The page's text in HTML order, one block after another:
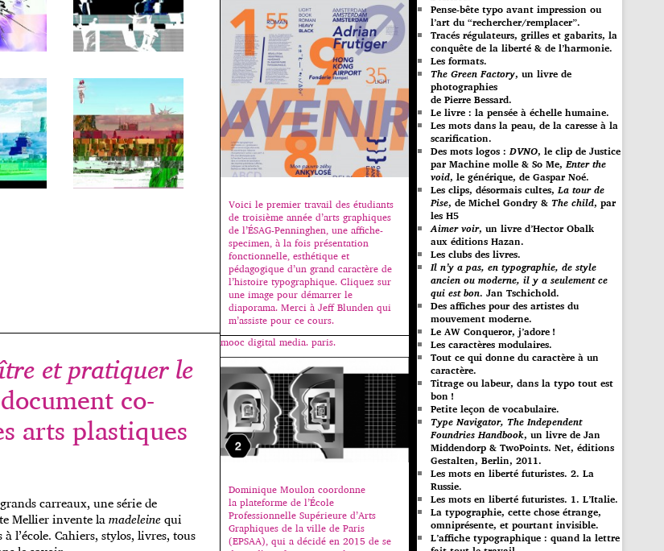
et pratiquer le
co-
arts plastiques
carreaux, une série de
Mellier invente lamadeleinequi
l’école. Cahiers, stylos, livres, tous
Voici le premier travail des étudiants
de troisième année d’arts graphiques
de l’ÉSAG-Penninghen, une affiche-
specimen, à la fois présentation
fonctionnelle, esthétique et
pédagogique d’un grand caractère de
l’histoire typographique. Cliquez sur
une image pour démarrer le
diaporama. Merci à Jeff Blunden qui
m’assiste pour ce cours.
mooc digital media. paris.
Dominique Moulon coordonne
la plateforme de l’École
Professionnelle Supérieure d’Arts
Graphiques de la ville de Paris
(EPSAA), qui a décidé en 2015 de se
Pense-bête typo avant impression ou
l’art du “rechercher/remplacer”.
Tracés régulateurs, grilles et gabarits, la
conquête de la liberté & de l’harmonie.
Les formats.
The Green Factory, un livre de
photographies
de Pierre Bessard.
Le livre : la pensée à échelle humaine.
Les mots dans la peau, de la caresse à la
scarification.
Des mots logos :DVNO, le clip de Justice
par Machine molle & So Me,Enter the
void, le générique, de Gaspar Noé.
Les clips, désormais cultes,La tour de
Pise, de Michel Gondry & The child, par
les H5
Aimer voir, un livre d’Hector Obalk
aux éditions Hazan.
Les clubs des livres.
Il n’y a pas, en typographie, de style
ancien ou moderne, il y a seulement ce
qui est bon. Jan Tschichold.
Des affiches pour des artistes du
mouvement moderne.
Le AW Conqueror, j’adore !
Les caractères modulaires.
Tout ce qui donne du caractère à un
caractère.
Titrage ou labeur, dans la typo tout est
bon !
Petite leçon de vocabulaire.
Type Navigator, The Independent
Foundries Handbook, un livre de Jan
Middendorp & TwoPoints. Net, éditions
Gestalten, Berlin, 2011.
Les mots en liberté futuristes. 2. La
Russie.
Les mots en liberté futuristes. 1. L’Italie.
La typographie, cette chose étrange,
omniprésente, et pourtant invisible.
L’affiche typographique : quand la lettre